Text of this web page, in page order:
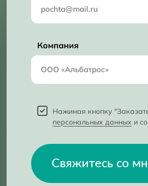
Компания
Нажимая кнопку
персональных данных и
Свяжитесь со